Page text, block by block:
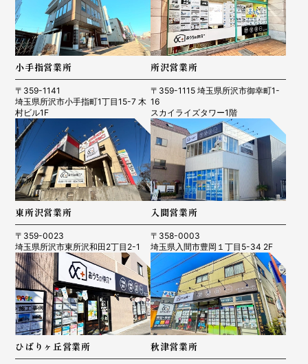
小手指営業所
〒359-1141
埼玉県所沢市小手指町1丁目15-7 木
村ビル1F
所沢営業所
〒359-1115 埼玉県所沢市御幸町1-
16
スカイライズタワー1階
東所沢営業所
〒359-0023
埼玉県所沢市東所沢和田2丁目2-1
入間営業所
〒358-0003
埼玉県入間市豊岡１丁目5-34 2F
ひばりヶ丘営業所 秋津営業所